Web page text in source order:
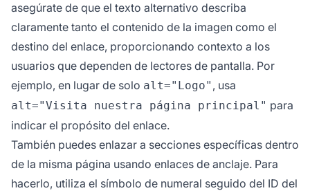
asegúrate de que el texto alternativo describa
claramente tanto el contenido de la imagen como el
destino del enlace, proporcionando contexto a los
usuarios que dependen de lectores de pantalla. Por
ejemplo, en lugar de solo alt="Logo" , usa
alt="Visita nuestra página principal" para
indicar el propósito del enlace.
También puedes enlazar a secciones específicas dentro
de la misma página usando enlaces de anclaje. Para
hacerlo, utiliza el símbolo de numeral seguido del ID del